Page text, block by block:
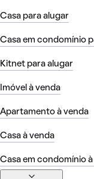
Casa para alugar
Casa em condomínio
Kitnet para alugar
Imóvel à venda
Apartamento à venda
Casa à venda
Casa em condomínio